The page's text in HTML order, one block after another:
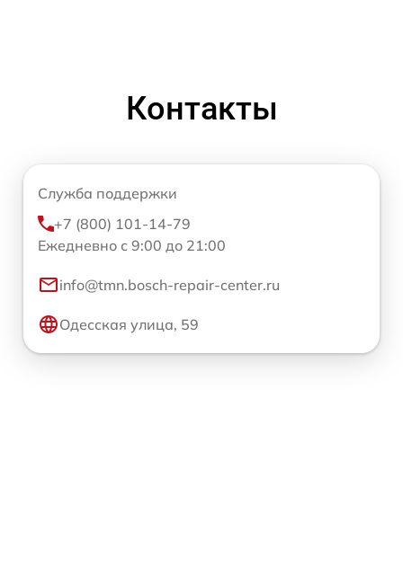
Контакты
Служба поддержки
+7 (800) 101-14-79
Ежедневно с 9:00 до 21:00
info@tmn.bosch-repair-center.ru
Одесская улица, 59